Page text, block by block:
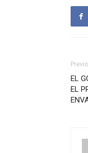
EL
EL